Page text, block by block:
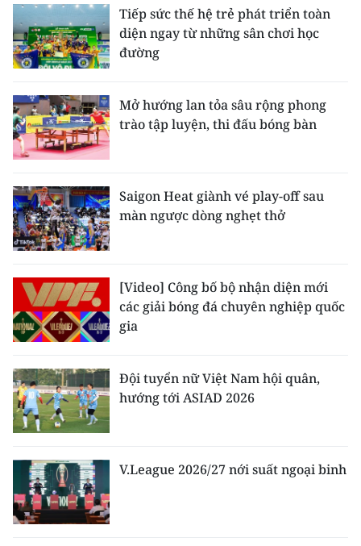
Tiếp sức thế hệ trẻ phát triển toàn
diện ngay từ những sân chơi học
đường
Mở hướng lan tỏa sâu rộng phong
trào tập luyện, thi đấu bóng bàn
Saigon Heat giành vé play-off sau
màn ngược dòng nghẹt thở
[Video] Công bố bộ nhận diện mới
các giải bóng đá chuyên nghiệp quốc
gia
Đội tuyển nữ Việt Nam hội quân,
hướng tới ASIAD 2026
V.League 2026/27 nới suất ngoại binh